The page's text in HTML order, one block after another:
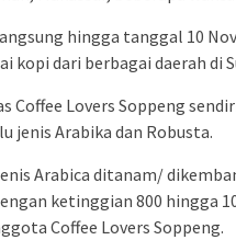
hingga tanggal 10
kopi dari berbagai daerah di
Coffee Lovers Soppeng
jenis Arabika dan Robusta.
Arabica ditanam/
ketinggian 800 hingga
Coffee Lovers Soppeng.